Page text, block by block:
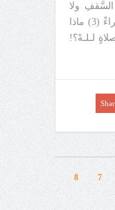
السَّقفِ ولا
أنْواءْ! ولـديَّ لـدَيَّ المِـدْفَأةُ الحمراءْ (3) ماذا
لـلـهْ؟!
7
8